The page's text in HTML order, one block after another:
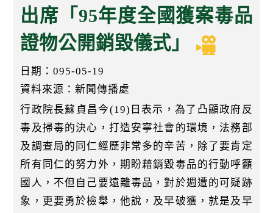
出席「95年度全國獲案毒品
證物公開銷毀儀式」
日期：095-05-19
資料來源：新聞傳播處
行政院長蘇貞昌今(19)日表示，為了凸顯政府反
毒及掃毒的決心，打造安寧社會的環境，法務部
及調查局的同仁經歷非常多的辛苦，除了要肯定
所有同仁的努力外，期盼藉銷毀毒品的行動呼籲
國人，不但自己要遠離毒品，對於週遭的可疑跡
象，更要勇於檢舉，他說，及早破獲，就是及早